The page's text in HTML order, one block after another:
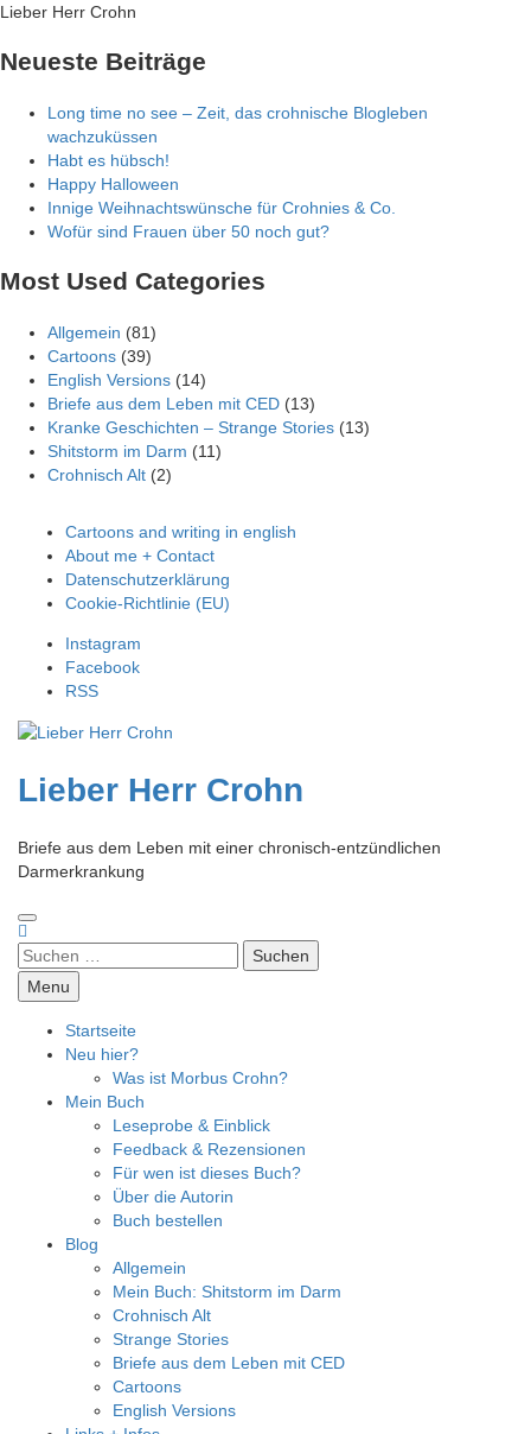
Skip
content
Lieber Herr Crohn
Neueste Beiträge
Long time no see – Zeit, das crohnische Blogleben
wachzuküssen
Habt es hübsch!
Happy Halloween
Innige Weihnachtswünsche für Crohnies & Co.
Wofür sind Frauen über 50 noch gut?
Most Used Categories
Allgemein (81)
Cartoons (39)
English Versions (14)
Briefe aus dem Leben mit CED (13)
Kranke Geschichten – Strange Stories (13)
Shitstorm im Darm (11)
Crohnisch Alt (2)
Cartoons and writing in english
About me + Contact
Datenschutzerklärung
Cookie-Richtlinie (EU)
Instagram
Facebook
RSS
Lieber Herr Crohn
Briefe aus dem Leben mit einer chronisch-entzündlichen
Darmerkrankung
Suchen
nach:
Menu
Startseite
Neu hier?
Was ist Morbus Crohn?
Mein Buch
Leseprobe & Einblick
Feedback & Rezensionen
Für wen ist dieses Buch?
Über die Autorin
Buch bestellen
Blog
Allgemein
Mein Buch: Shitstorm im Darm
Crohnisch Alt
Strange Stories
Briefe aus dem Leben mit CED
Cartoons
English Versions